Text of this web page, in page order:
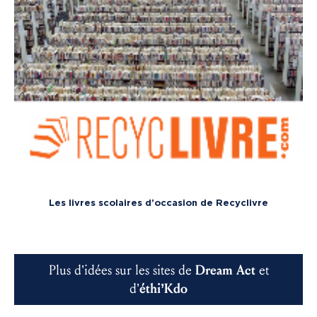
Les livres scolaires d’occasion de Recyclivre
Plus d’idées sur les sites de Dream Act et
d’éthi’Kdo